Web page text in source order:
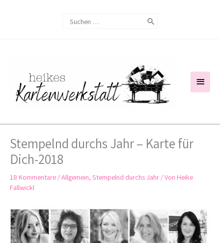
Search
Stempelnd durchs Jahr – Karte für
Dich-2018
18 Kommentare /Allgemein, Stempelnd durchs Jahr / Von Heike
Fallwickl